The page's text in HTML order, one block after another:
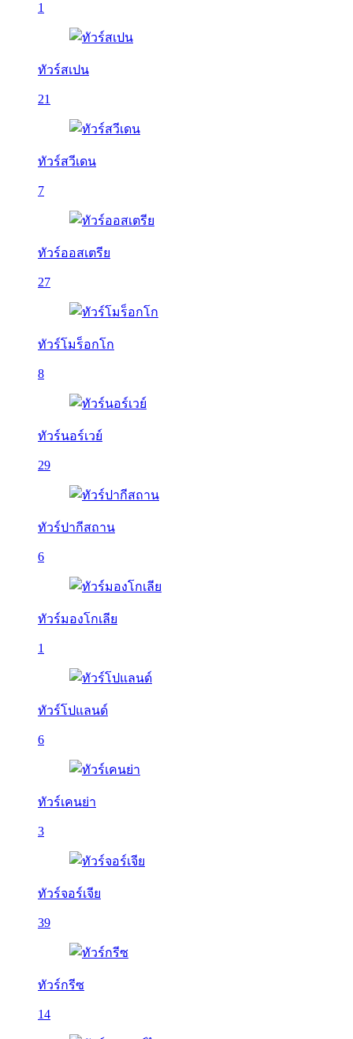
1
ทัวร์สเปน
21
ทัวร์สวีเดน
7
ทัวร์ออสเตรีย
27
ทัวร์โมร็อกโก
8
ทัวร์นอร์เวย์
29
ทัวร์ปากีสถาน
6
ทัวร์มองโกเลีย
1
ทัวร์โปแลนด์
6
ทัวร์เคนย่า
3
ทัวร์จอร์เจีย
39
ทัวร์กรีซ
14